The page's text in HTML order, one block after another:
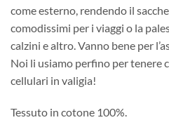
come esterno, rendendo il
comodissimi per i viaggi o la
calzini e altro. Vanno bene per
Noi li usiamo perfino per tenere
cellulari in valigia!
Tessuto in cotone 100%.